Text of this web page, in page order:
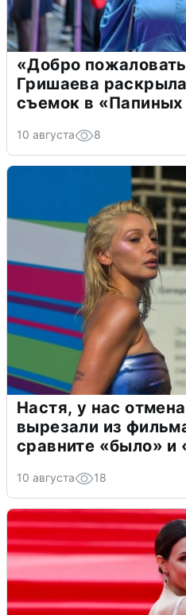
«Добро
Гришаева
съемок в «Папиных
10 августа 8
Настя, у нас
вырезали из
сравните «было» и
10 августа 18